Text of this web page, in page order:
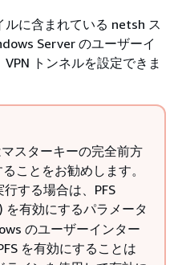
ルに含まれている netsh ス
Server のユーザーイ
トンネルを設定できま
スターキーの完全前方
ことをお勧めします。
する場合は、PFS
) を有効にするパラメータ
のユーザーインター
を有効にすることは